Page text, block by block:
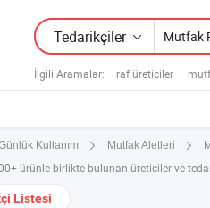
Tedarikçiler
İlgili Aramalar: raf üreticiler
Kullanım Mutfak Aletleri
ürünle birlikte bulunan üreticiler ve
Listesi